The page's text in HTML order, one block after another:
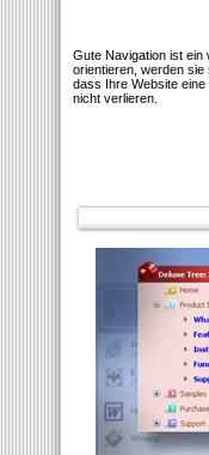
Gute Navigation ist ein
orientieren, werden
dass Ihre Website
nicht verlieren.